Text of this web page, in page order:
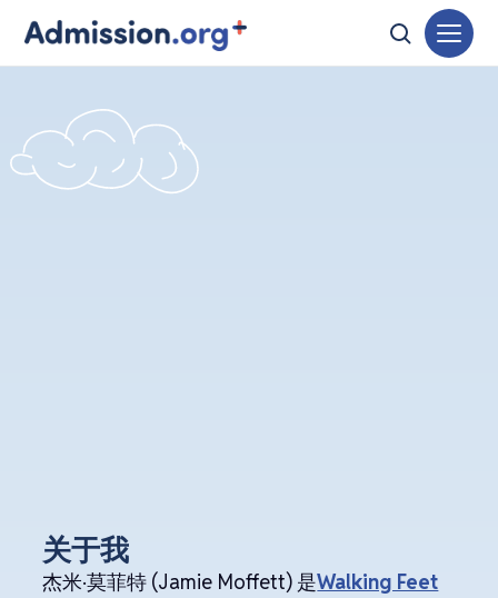
关于我
杰米·莫菲特 (Jamie Moffett) 是Walking Feet